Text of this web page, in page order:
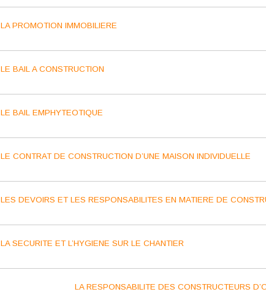
LA PROMOTION IMMOBILIERE
LE BAIL A CONSTRUCTION
LE BAIL EMPHYTEOTIQUE
LE CONTRAT DE CONSTRUCTION D’UNE MAISON INDIVIDUELLE
LES DEVOIRS ET LES RESPONSABILITES EN MATIERE DE
LA SECURITE ET L’HYGIENE SUR LE CHANTIER
LA RESPONSABILITE DES CONSTRUCTEURS